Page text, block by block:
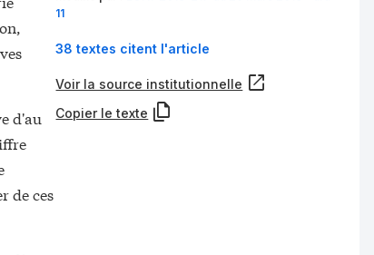
d'au
de ces
11
38 textes citent l'article
Voir la source institutionnelle
Copier le texte